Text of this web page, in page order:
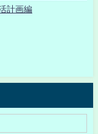
計画編